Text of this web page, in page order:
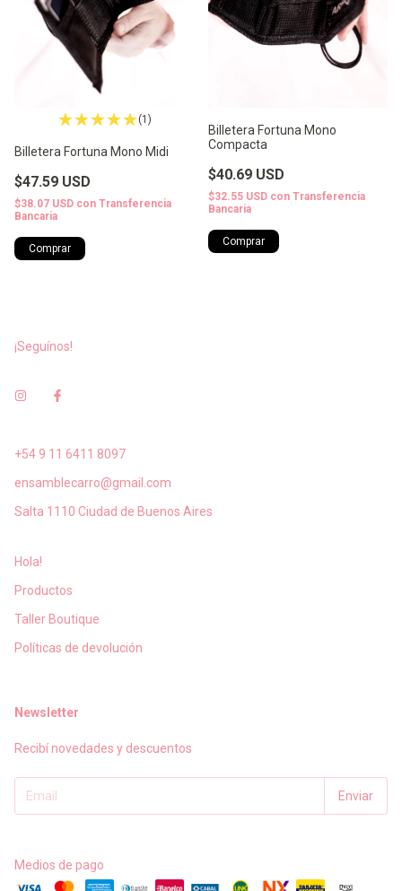
(1)
Billetera Fortuna Mono Midi
$47.59 USD
$38.07 USD con Transferencia
Bancaria
Billetera Fortuna Mono
Compacta
$40.69 USD
$32.55 USD con Transferencia
Bancaria
¡Seguínos!
+54 9 11 6411 8097
ensamblecarro@gmail.com
Salta 1110 Ciudad de Buenos Aires
Hola!
Productos
Taller Boutique
Políticas de devolución
Newsletter
Recibí novedades y descuentos
Medios de pago